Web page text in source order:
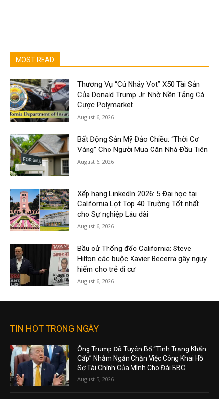
MOST READ
Thương Vụ “Cú Nhảy Vọt” X50 Tài Sản
Của Donald Trump Jr. Nhờ Nền Tảng Cá
Cược Polymarket
August 6, 2026
Bất Động Sản Mỹ Đảo Chiều: “Thời Cơ
Vàng” Cho Người Mua Căn Nhà Đầu Tiên
August 6, 2026
Xếp hạng LinkedIn 2026: 5 Đại học tại
California Lọt Top 40 Trường Tốt nhất
cho Sự nghiệp Lâu dài
August 6, 2026
Bầu cử Thống đốc California: Steve
Hilton cáo buộc Xavier Becerra gây nguy
hiểm cho trẻ di cư
August 6, 2026
TIN HOT TRONG NGÀY
Ông Trump Đã Tuyên Bố “Tình Trạng Khẩn
Cấp” Nhằm Ngăn Chặn Việc Công Khai Hồ
Sơ Tài Chính Của Mình Cho Đài BBC
August 5, 2026